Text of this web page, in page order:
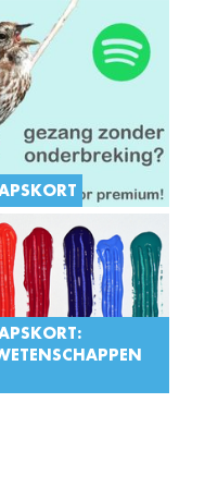
waar alles zo
draait als in België.
ook: de koers is
die je nog niet
en die je kan
je fietsende